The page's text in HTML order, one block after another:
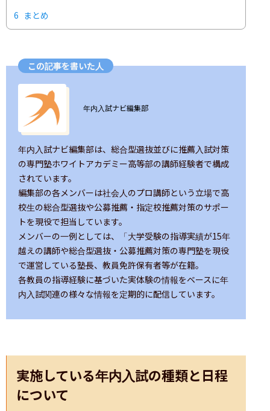
6 まとめ
この記事を書いた人
ユーザー画像の背景
年内入試ナビ編集部
年内入試ナビ編集部は、総合型選抜並びに推薦入試対策
の専門塾ホワイトアカデミー高等部の講師経験者で構成
されています。
編集部の各メンバーは社会人のプロ講師という立場で高
校生の総合型選抜や公募推薦・指定校推薦対策のサポー
トを現役で担当しています。
メンバーの一例としては、「大学受験の指導実績が15年
越えの講師や総合型選抜・公募推薦対策の専門塾を現役
で運営している塾長、教員免許保有者等が在籍。
各教員の指導経験に基づいた実体験の情報をベースに年
内入試関連の様々な情報を定期的に配信しています。
実施している年内入試の種類と日程
について